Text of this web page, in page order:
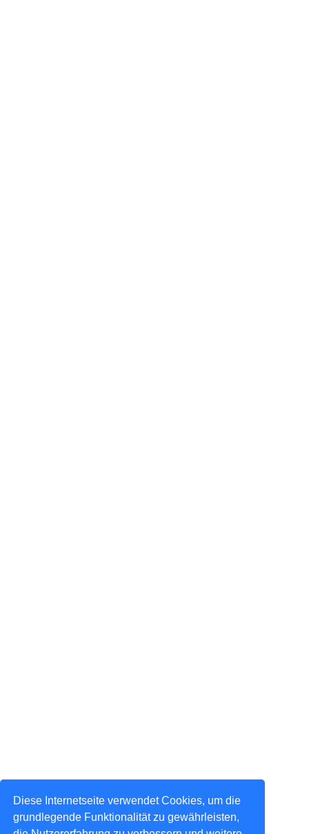
Diese Internetseite verwendet Cookies, um die
grundlegende Funktionalität zu gewährleisten,